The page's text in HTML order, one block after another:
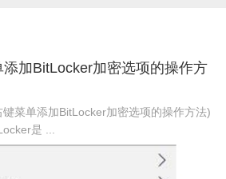
加BitLocker加密选项的操作方
菜单添加BitLocker加密选项的操作方法)
是 ...